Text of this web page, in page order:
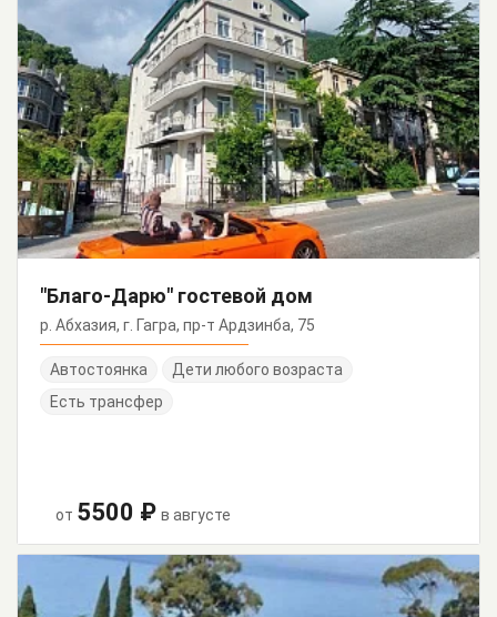
"Благо-Дарю" гостевой дом
р. Абхазия, г. Гагра, пр-т Ардзинба, 75
Автостоянка
Дети любого возраста
Есть трансфер
от 5500 ₽ в августе